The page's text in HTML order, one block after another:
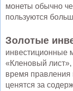
монеты обычно
пользуются
Золотые
инвестиционные
«Кленовый
время правления
ценятся за